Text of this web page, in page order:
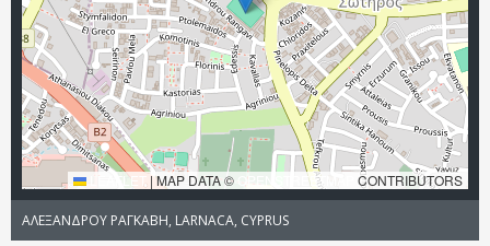
LEAFLET |MAP DATA © OPENSTREETMAP CONTRIBUTORS
ΑΛΕΞΑΝΔΡΟΥ ΡΑΓΚΑΒΗ, LARNACA, CYPRUS